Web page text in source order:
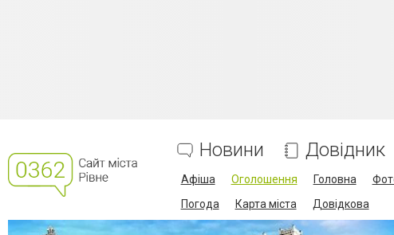
Новини Довідник
Афіша Оголошення Головна
Погода
Карта міста Довідкова